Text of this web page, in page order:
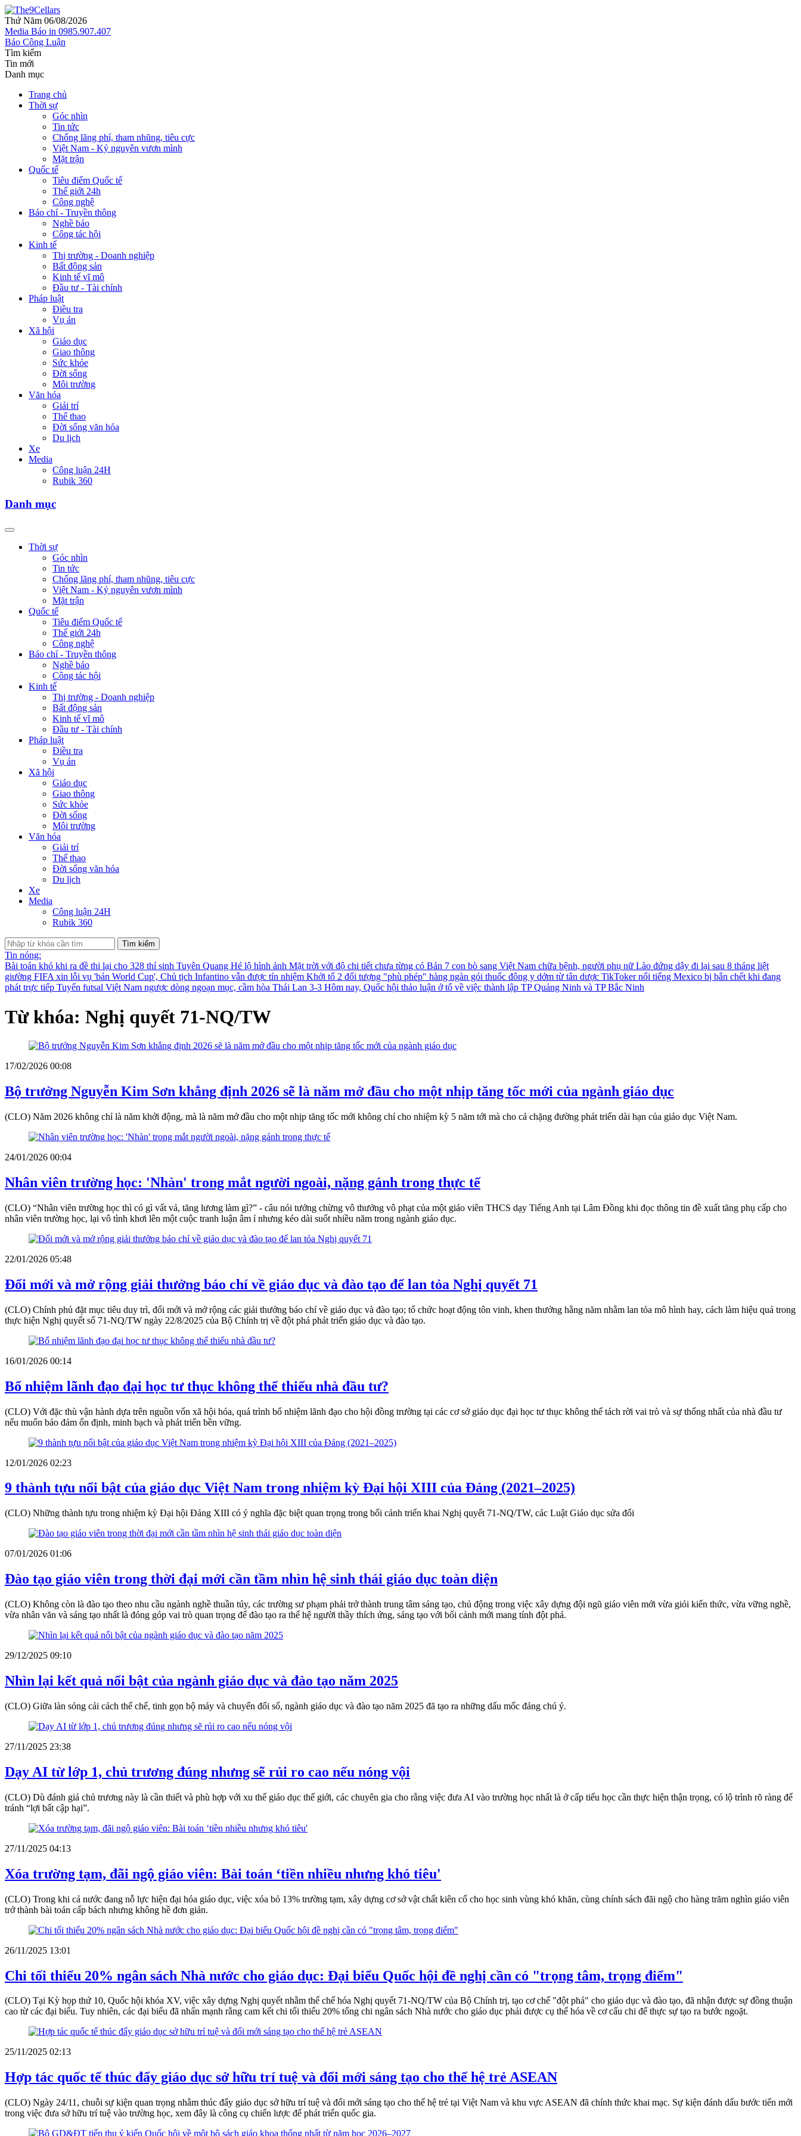
Thứ Năm 06/08/2026
Media Báo in 0985.907.407
Báo Công Luận
Tìm kiếm
Tin mới
Danh mục
Trang chủ
Thời sự
Góc nhìn
Tin tức
Chống lãng phí, tham nhũng, tiêu cực
Việt Nam - Kỷ nguyên vươn mình
Mặt trận
Quốc tế
Tiêu điểm Quốc tế
Thế giới 24h
Công nghệ
Báo chí - Truyền thông
Nghề báo
Công tác hội
Kinh tế
Thị trường - Doanh nghiệp
Bất động sản
Kinh tế vĩ mô
Đầu tư - Tài chính
Pháp luật
Điều tra
Vụ án
Xã hội
Giáo dục
Giao thông
Sức khỏe
Đời sống
Môi trường
Văn hóa
Giải trí
Thể thao
Đời sống văn hóa
Du lịch
Xe
Media
Công luận 24H
Rubik 360
Danh mục
Thời sự
Góc nhìn
Tin tức
Chống lãng phí, tham nhũng, tiêu cực
Việt Nam - Kỷ nguyên vươn mình
Mặt trận
Quốc tế
Tiêu điểm Quốc tế
Thế giới 24h
Công nghệ
Báo chí - Truyền thông
Nghề báo
Công tác hội
Kinh tế
Thị trường - Doanh nghiệp
Bất động sản
Kinh tế vĩ mô
Đầu tư - Tài chính
Pháp luật
Điều tra
Vụ án
Xã hội
Giáo dục
Giao thông
Sức khỏe
Đời sống
Môi trường
Văn hóa
Giải trí
Thể thao
Đời sống văn hóa
Du lịch
Xe
Media
Công luận 24H
Rubik 360
Tìm kiếm
Tin nóng:
Bài toán khó khi ra đề thi lại cho 328 thí sinh Tuyên Quang Hé lộ hình ảnh Mặt trời với độ chi tiết chưa từng có Bán 7 con bò sang Việt Nam chữa bệnh, người phụ nữ Lào đứng dậy đi lại sau 8 tháng liệt
giường FIFA xin lỗi vụ 'bán World Cup', Chủ tịch Infantino vẫn được tín nhiệm Khởi tố 2 đối tượng "phù phép" hàng ngàn gói thuốc đông y dởm từ tân dược TikToker nổi tiếng Mexico bị bắn chết khi đang
phát trực tiếp Tuyển futsal Việt Nam ngược dòng ngoạn mục, cầm hòa Thái Lan 3-3 Hôm nay, Quốc hội thảo luận ở tổ về việc thành lập TP Quảng Ninh và TP Bắc Ninh
Từ khóa: Nghị quyết 71-NQ/TW
17/02/2026 00:08
Bộ trưởng Nguyễn Kim Sơn khẳng định 2026 sẽ là năm mở đầu cho một nhịp tăng tốc mới của ngành giáo dục
(CLO) Năm 2026 không chỉ là năm khởi động, mà là năm mở đầu cho một nhịp tăng tốc mới không chỉ cho nhiệm kỳ 5 năm tới mà cho cả chặng đường phát triển dài hạn của giáo dục Việt Nam.
24/01/2026 00:04
Nhân viên trường học: 'Nhàn' trong mắt người ngoài, nặng gánh trong thực tế
(CLO) “Nhân viên trường học thì có gì vất vả, tăng lương làm gì?” - câu nói tưởng chừng vô thưởng vô phạt của một giáo viên THCS dạy Tiếng Anh tại Lâm Đồng khi đọc thông tin đề xuất tăng phụ cấp cho
nhân viên trường học, lại vô tình khơi lên một cuộc tranh luận âm ỉ nhưng kéo dài suốt nhiều năm trong ngành giáo dục.
22/01/2026 05:48
Đổi mới và mở rộng giải thưởng báo chí về giáo dục và đào tạo để lan tỏa Nghị quyết 71
(CLO) Chính phủ đặt mục tiêu duy trì, đổi mới và mở rộng các giải thưởng báo chí về giáo dục và đào tạo; tổ chức hoạt động tôn vinh, khen thưởng hằng năm nhằm lan tỏa mô hình hay, cách làm hiệu quả trong
thực hiện Nghị quyết số 71-NQ/TW ngày 22/8/2025 của Bộ Chính trị về đột phá phát triển giáo dục và đào tạo.
16/01/2026 00:14
Bổ nhiệm lãnh đạo đại học tư thục không thể thiếu nhà đầu tư?
(CLO) Với đặc thù vận hành dựa trên nguồn vốn xã hội hóa, quá trình bổ nhiệm lãnh đạo cho hội đồng trường tại các cơ sở giáo dục đại học tư thục không thể tách rời vai trò và sự thống nhất của nhà đầu tư
nếu muốn bảo đảm ổn định, minh bạch và phát triển bền vững.
12/01/2026 02:23
9 thành tựu nổi bật của giáo dục Việt Nam trong nhiệm kỳ Đại hội XIII của Đảng (2021–2025)
(CLO) Những thành tựu trong nhiệm kỳ Đại hội Đảng XIII có ý nghĩa đặc biệt quan trọng trong bối cảnh triển khai Nghị quyết 71-NQ/TW, các Luật Giáo dục sửa đổi
07/01/2026 01:06
Đào tạo giáo viên trong thời đại mới cần tầm nhìn hệ sinh thái giáo dục toàn diện
(CLO) Không còn là đào tạo theo nhu cầu ngành nghề thuần túy, các trường sư phạm phải trở thành trung tâm sáng tạo, chủ động trong việc xây dựng đội ngũ giáo viên mới vừa giỏi kiến thức, vừa vững nghề,
vừa nhân văn và sáng tạo nhất là đóng góp vai trò quan trọng để đào tạo ra thế hệ người thầy thích ứng, sáng tạo với bối cảnh mới mang tính đột phá.
29/12/2025 09:10
Nhìn lại kết quả nổi bật của ngành giáo dục và đào tạo năm 2025
(CLO) Giữa làn sóng cải cách thể chế, tinh gọn bộ máy và chuyển đổi số, ngành giáo dục và đào tạo năm 2025 đã tạo ra những dấu mốc đáng chú ý.
27/11/2025 23:38
Dạy AI từ lớp 1, chủ trương đúng nhưng sẽ rủi ro cao nếu nóng vội
(CLO) Dù đánh giá chủ trương này là cần thiết và phù hợp với xu thế giáo dục thế giới, các chuyên gia cho rằng việc đưa AI vào trường học nhất là ở cấp tiểu học cần thực hiện thận trọng, có lộ trình rõ ràng để
tránh “lợi bất cập hại”.
27/11/2025 04:13
Xóa trường tạm, đãi ngộ giáo viên: Bài toán ‘tiền nhiều nhưng khó tiêu'
(CLO) Trong khi cả nước đang nỗ lực hiện đại hóa giáo dục, việc xóa bỏ 13% trường tạm, xây dựng cơ sở vật chất kiên cố cho học sinh vùng khó khăn, cùng chính sách đãi ngộ cho hàng trăm nghìn giáo viên
trở thành bài toán cấp bách nhưng không hề đơn giản.
26/11/2025 13:01
Chi tối thiểu 20% ngân sách Nhà nước cho giáo dục: Đại biểu Quốc hội đề nghị cần có "trọng tâm, trọng điểm"
(CLO) Tại Kỳ họp thứ 10, Quốc hội khóa XV, việc xây dựng Nghị quyết nhằm thể chế hóa Nghị quyết 71-NQ/TW của Bộ Chính trị, tạo cơ chế "đột phá" cho giáo dục và đào tạo, đã nhận được sự đồng thuận
cao từ các đại biểu. Tuy nhiên, các đại biểu đã nhấn mạnh rằng cam kết chi tối thiểu 20% tổng chi ngân sách Nhà nước cho giáo dục phải được cụ thể hóa về cơ cấu chi để thực sự tạo ra bước ngoặt.
25/11/2025 02:13
Hợp tác quốc tế thúc đẩy giáo dục sở hữu trí tuệ và đổi mới sáng tạo cho thế hệ trẻ ASEAN
(CLO) Ngày 24/11, chuỗi sự kiện quan trọng nhằm thúc đẩy giáo dục sở hữu trí tuệ và đổi mới sáng tạo cho thế hệ trẻ tại Việt Nam và khu vực ASEAN đã chính thức khai mạc. Sự kiện đánh dấu bước tiến mới
trong việc đưa sở hữu trí tuệ vào trường học, xem đây là công cụ chiến lược để phát triển quốc gia.